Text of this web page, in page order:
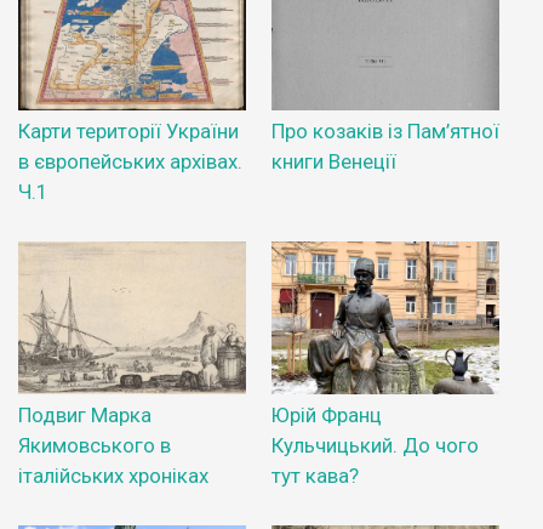
Карти території України
в європейських архівах.
Ч.1
Про козаків із Пам’ятної
книги Венеції
Подвиг Марка
Якимовського в
італійських хроніках
Юрій Франц
Кульчицький. До чого
тут кава?